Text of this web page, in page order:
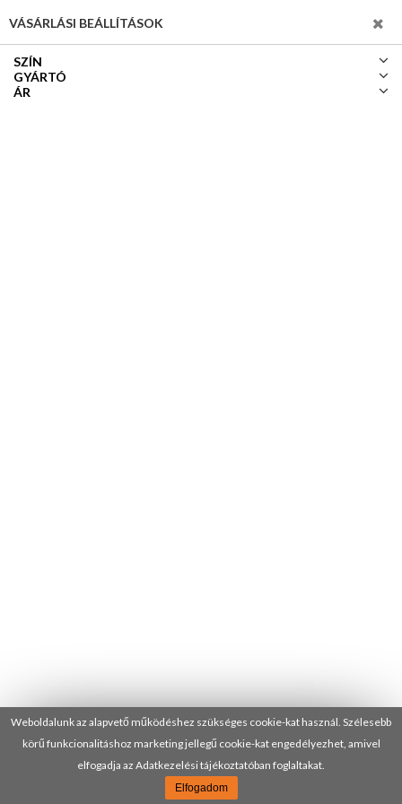
Weboldalunk az alapvető működéshez szükséges cookie-kat használ. Szélesebb
körű funkcionalitáshoz marketing jellegű cookie-kat engedélyezhet, amivel
elfogadja az Adatkezelési tájékoztatóban foglaltakat.
Elfogadom
VÁSÁRLÁSI BEÁLLÍTÁSOK
SZÍN
GYÁRTÓ
ÁR